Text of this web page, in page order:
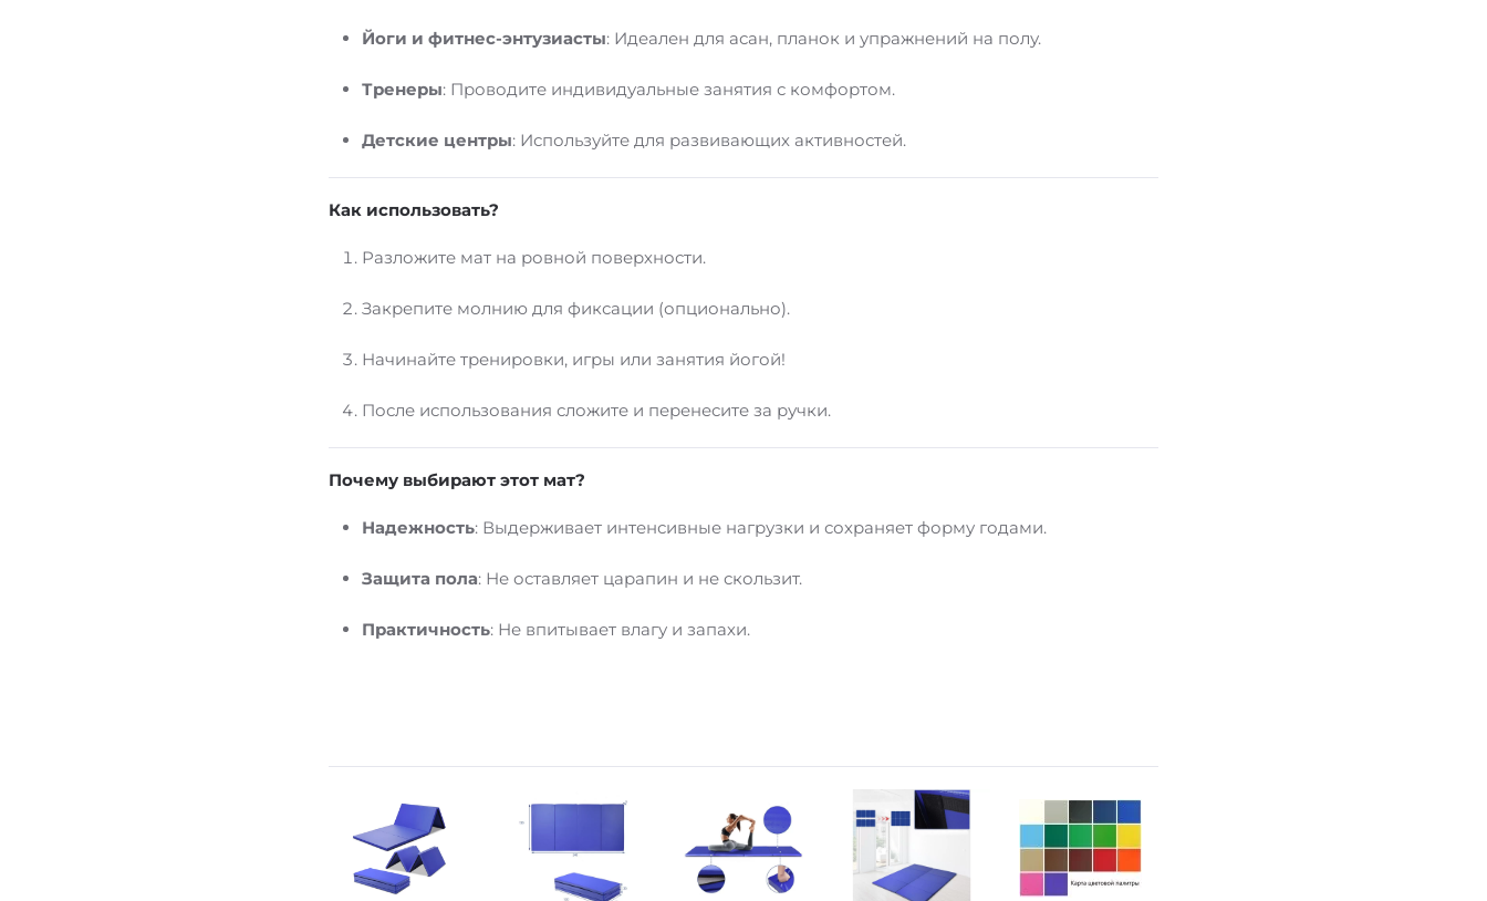
Йоги и фитнес-энтузиасты: Идеален для асан, планок и упражнений на полу.
Тренеры: Проводите индивидуальные занятия с комфортом.
Детские центры: Используйте для развивающих активностей.
Как использовать?
Разложите мат на ровной поверхности.
Закрепите молнию для фиксации (опционально).
Начинайте тренировки, игры или занятия йогой!
После использования сложите и перенесите за ручки.
Почему выбирают этот мат?
Надежность: Выдерживает интенсивные нагрузки и сохраняет форму годами.
Защита пола: Не оставляет царапин и не скользит.
Практичность: Не впитывает влагу и запахи.